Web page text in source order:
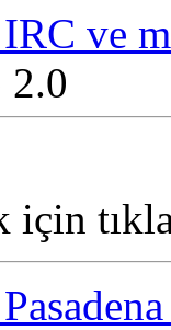
ve
2.0